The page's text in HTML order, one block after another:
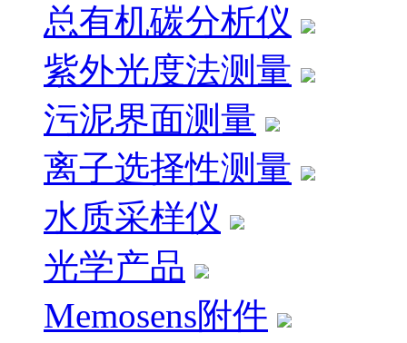
总有机碳分析仪
紫外光度法测量
污泥界面测量
离子选择性测量
水质采样仪
光学产品
Memosens附件